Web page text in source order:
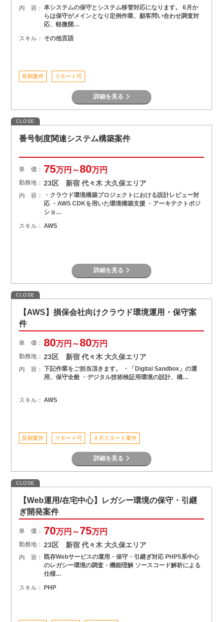
内 容： 本システムの保守とシステム移管対応になります。 6月か
らは保守がメインとなり定例作業、顧客問い合わせ調査対
応、軽微開…
スキル： その他言語
長期案件 リモート可
詳細を見る
CLOSE
番号制度関連システム構築案件
単 価： 75万円～80万円
勤務地： 23区 新宿 代々木 大久保エリア
内 容：
・クラウド環境構築プロジェクトにおける設計レビュー対
応 ・AWS CDKを用いた環境構築支援 ・アーキテクトポジ
ショ…
スキル： AWS
詳細を見る
CLOSE
【AWS】損保会社向けクラウド環境運用・保守案
件
単 価： 80万円～80万円
勤務地： 23区 新宿 代々木 大久保エリア
内 容： 下記作業をご担当頂きます。 ・「Digital Sandbox」の運
用、保守全般 ・デジタル技術検証用環境の設計、構…
スキル： AWS
長期案件 リモート可 ４月スタート案件
詳細を見る
CLOSE
【Web運用/在宅中心】レガシー環境の保守・引継
ぎ開発案件
単 価： 70万円～75万円
勤務地： 23区 新宿 代々木 大久保エリア
内 容：
既存Webサービスの運用・保守・引継ぎ対応 PHP5系中心
のレガシー環境の調査・機能理解 ソースコード解析による
仕様…
スキル： PHP